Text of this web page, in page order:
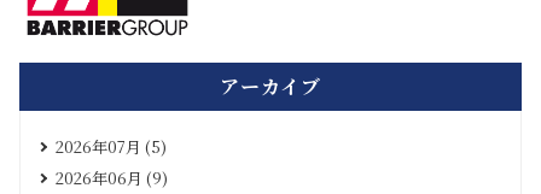
アーカイブ
2026年07月 (5)
2026年06月 (9)